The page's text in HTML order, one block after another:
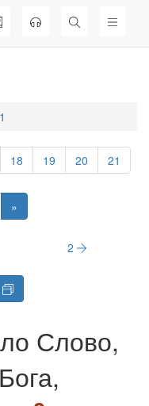
18 19 20 21
»
2
Слово,